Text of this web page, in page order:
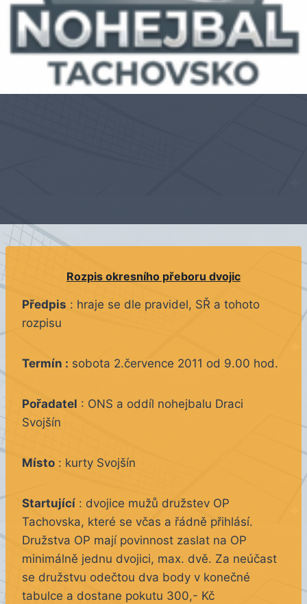
Rozpis okresního přeboru dvojic
Předpis : hraje se dle pravidel, SŘ a tohoto
rozpisu
Termín : sobota 2.července 2011 od 9.00 hod.
Pořadatel : ONS a oddíl nohejbalu Draci
Svojšín
Místo : kurty Svojšín
Startující : dvojice mužů družstev OP
Tachovska, které se včas a řádně přihlásí.
Družstva OP mají povinnost zaslat na OP
minimálně jednu dvojici, max. dvě. Za neúčast
se družstvu odečtou dva body v konečné
tabulce a dostane pokutu 300,- Kč